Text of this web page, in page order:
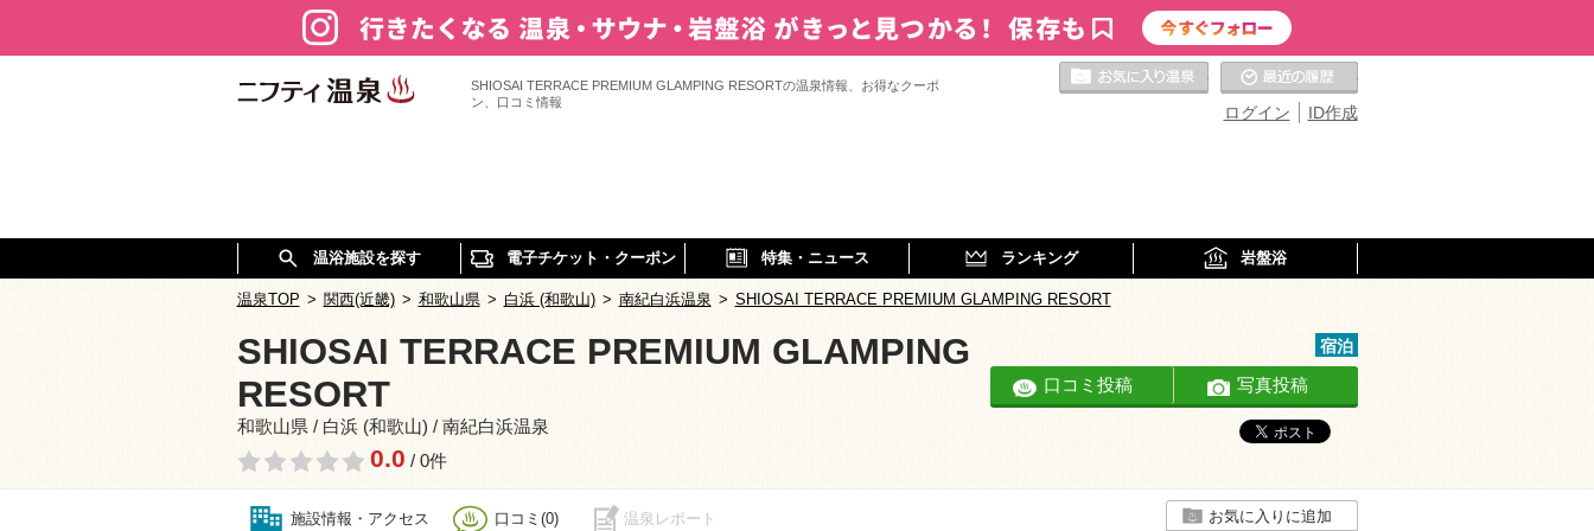
SHIOSAI TERRACE PREMIUM GLAMPING RESORTの温泉情報、お得なクーポ
ン、口コミ情報
ID作成
ログイン
お気に入りの温泉
温浴施設を探す 電子チケット・クーポン 特集・ニュース ランキング 岩盤浴
温泉TOP > 関西(近畿) > 和歌山県 > 白浜 (和歌山) > 南紀白浜温泉 > SHIOSAI TERRACE PREMIUM GLAMPING RESORT
SHIOSAI TERRACE PREMIUM GLAMPING
RESORT
和歌山県 / 白浜 (和歌山) / 南紀白浜温泉
0.0 / 0件
宿泊
口コミ投稿 写真投稿
施設情報・アクセス 口コミ(0) 温泉レポート お気に入りに追加